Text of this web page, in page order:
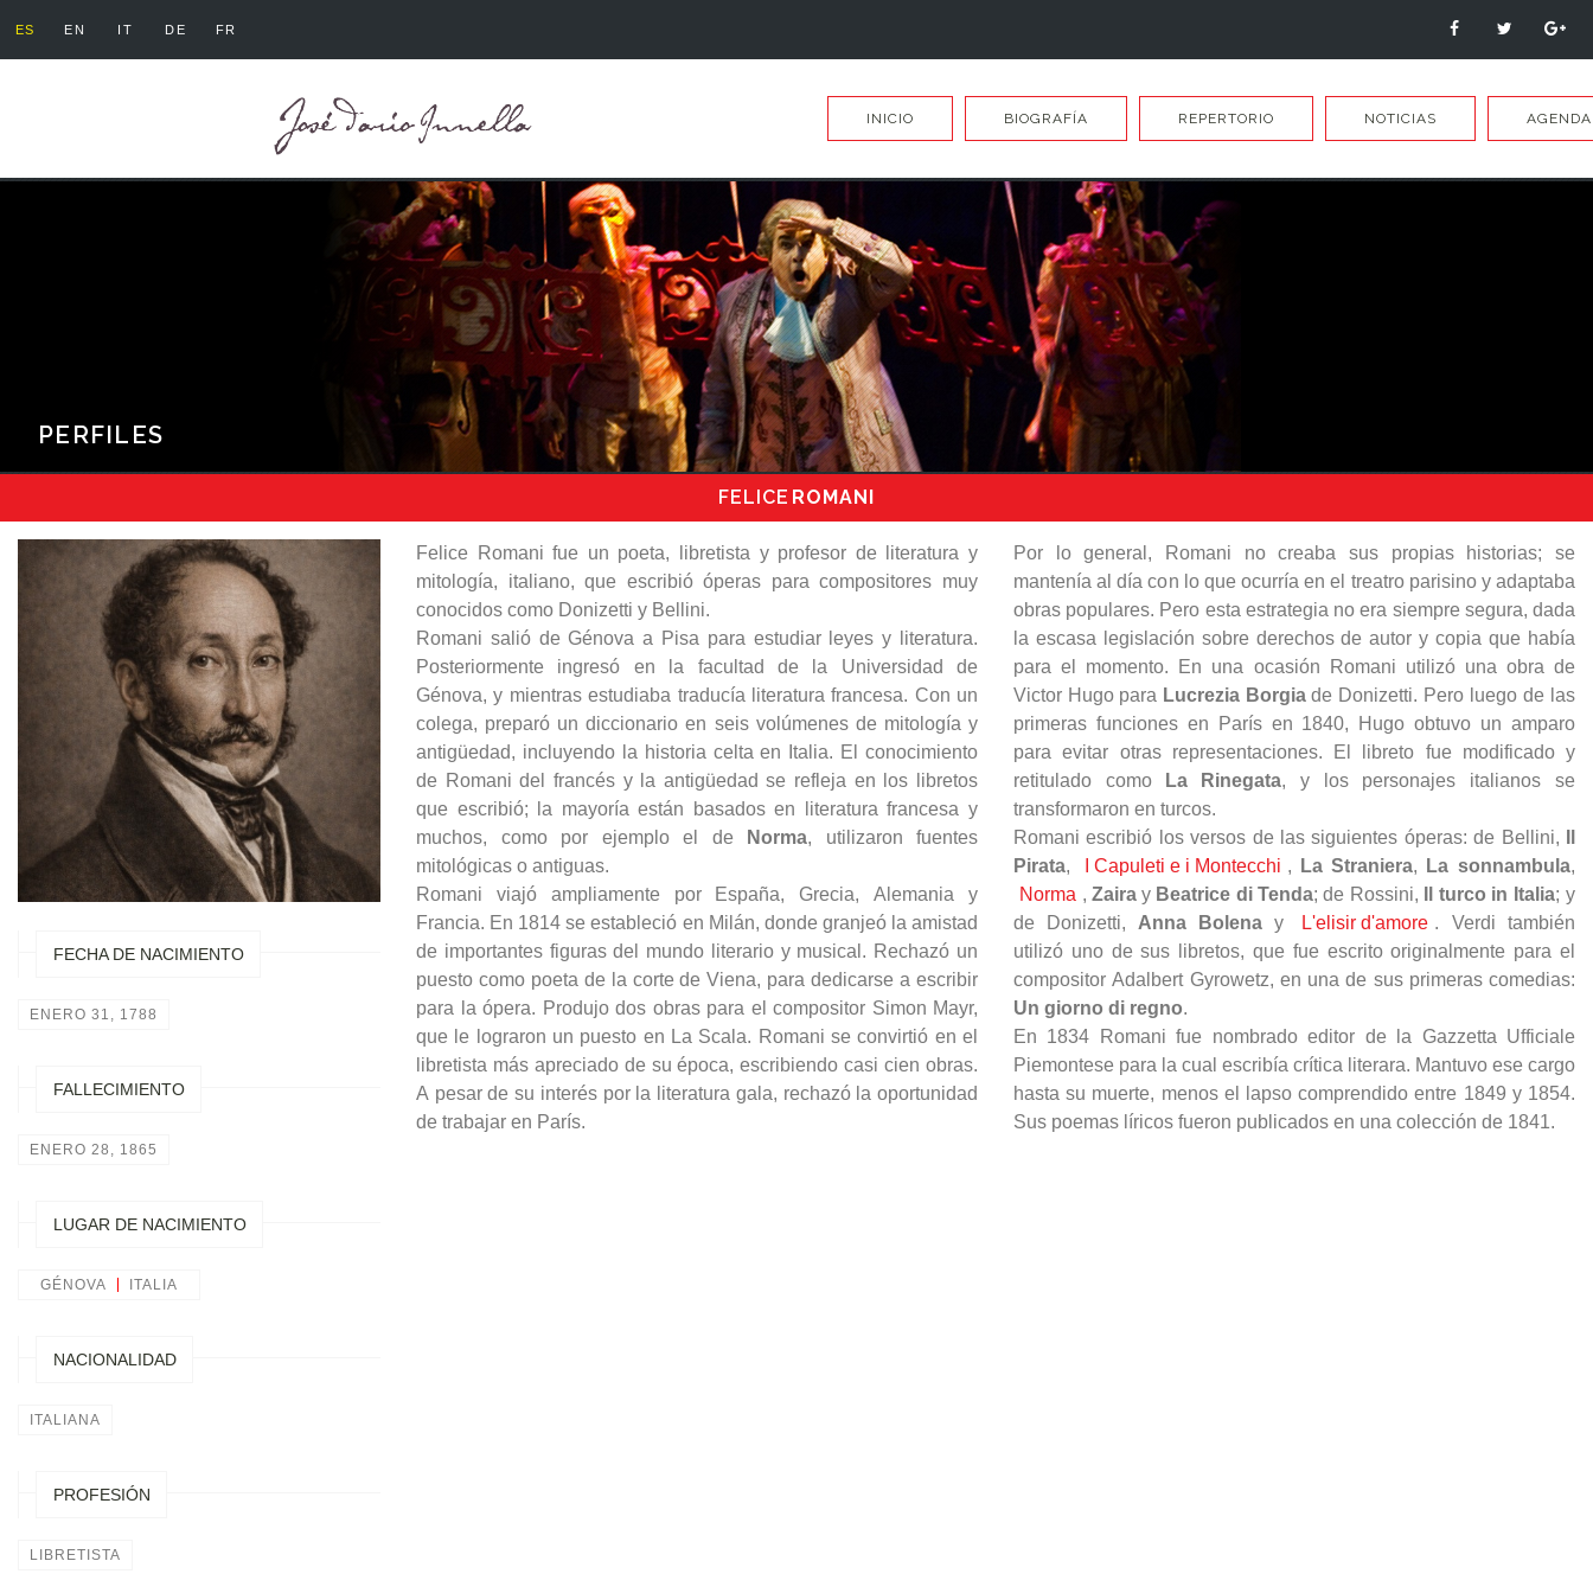
ES EN IT DE FR
INICIO BIOGRAFÍA REPERTORIO NOTICIAS AGENDA
PERFILES
FELICE ROMANI
FECHA DE NACIMIENTO
ENERO 31, 1788
FALLECIMIENTO
ENERO 28, 1865
LUGAR DE NACIMIENTO
GÉNOVA ITALIA
NACIONALIDAD
ITALIANA
PROFESIÓN
LIBRETISTA
Felice Romani fue un poeta, libretista y profesor de literatura y
mitología, italiano, que escribió óperas para compositores muy
conocidos como Donizetti y Bellini.
Romani salió de Génova a Pisa para estudiar leyes y literatura.
Posteriormente ingresó en la facultad de la Universidad de
Génova, y mientras estudiaba traducía literatura francesa. Con un
colega, preparó un diccionario en seis volúmenes de mitología y
antigüedad, incluyendo la historia celta en Italia. El conocimiento
de Romani del francés y la antigüedad se refleja en los libretos
que escribió; la mayoría están basados en literatura francesa y
muchos, como por ejemplo el de
Norma, utilizaron fuentes
mitológicas o antiguas.
Romani viajó ampliamente por España, Grecia, Alemania y
Francia. En 1814 se estableció en Milán, donde granjeó la amistad
de importantes figuras del mundo literario y musical. Rechazó un
puesto como poeta de la corte de Viena, para dedicarse a escribir
para la ópera. Produjo dos obras para el compositor Simon Mayr,
que le lograron un puesto en La Scala. Romani se convirtió en el
libretista más apreciado de su época, escribiendo casi cien obras.
A pesar de su interés por la literatura gala, rechazó la oportunidad
de trabajar en París.
Por lo general, Romani no creaba sus propias historias; se
mantenía al día con lo que ocurría en el treatro parisino y adaptaba
obras populares. Pero esta estrategia no era siempre segura, dada
la escasa legislación sobre derechos de autor y copia que había
para el momento. En una ocasión Romani utilizó una obra de
Victor Hugo para Lucrezia Borgia de Donizetti. Pero luego de las
primeras funciones en París en 1840, Hugo obtuvo un amparo
para evitar otras representaciones. El libreto fue modificado y
retitulado como
La Rinegata, y los personajes italianos se
transformaron en turcos.
Romani escribió los versos de las siguientes óperas: de Bellini,
Pirata, I Capuleti e i Montecchi , La Straniera, La sonnambula
Norma , Zaira y Beatrice di Tenda; de Rossini, Il turco in Italia; y
de Donizetti, Anna Bolena y L'elisir d'amore . Verdi también
utilizó uno de sus libretos, que fue escrito originalmente para el
compositor Adalbert Gyrowetz, en una de sus primeras comedias:
Un giorno di regno.
En 1834 Romani fue nombrado editor de la Gazzetta Ufficiale
Piemontese para la cual escribía crítica literara. Mantuvo ese cargo
hasta su muerte, menos el lapso comprendido entre 1849 y 1854.
Sus poemas líricos fueron publicados en una colección de 1841.